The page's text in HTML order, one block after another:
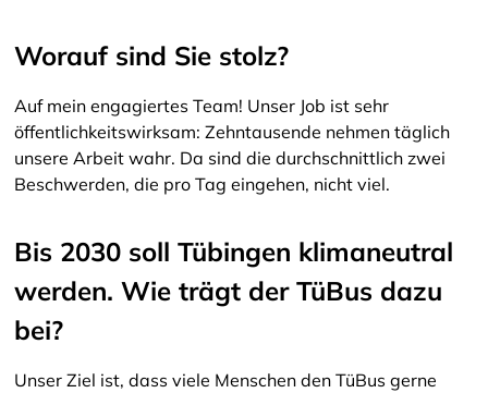
Worauf sind Sie stolz?
Auf mein engagiertes Team! Unser Job ist sehr
öffentlichkeitswirksam: Zehntausende nehmen täglich
unsere Arbeit wahr. Da sind die durchschnittlich zwei
Beschwerden, die pro Tag eingehen, nicht viel.
Bis 2030 soll Tübingen klimaneutral
werden. Wie trägt der TüBus dazu
bei?
Unser Ziel ist, dass viele Menschen den TüBus gerne